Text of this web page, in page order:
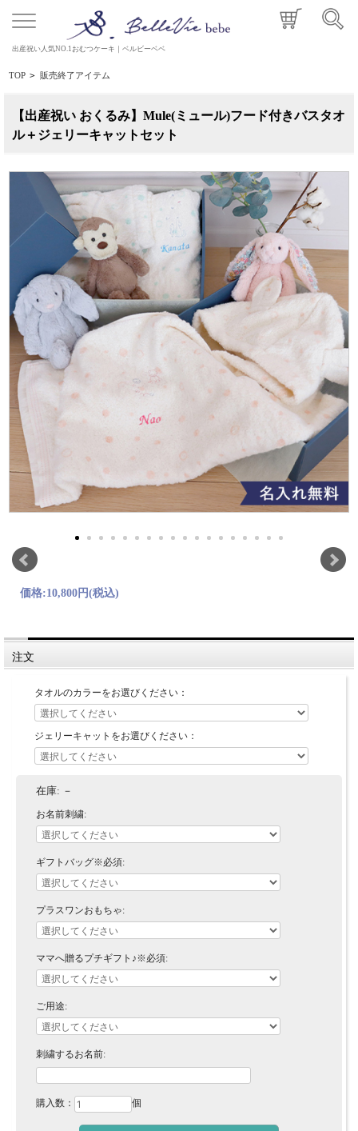
出産祝い人気NO.1おむつケーキ｜ベルビーベベ
TOP > 販売終了アイテム
【出産祝い おくるみ】Mule(ミュール)フード付きバスタオ
ル＋ジェリーキャットセット
価格:10,800円(税込)
注文
タオルのカラーをお選びください：
ジェリーキャットをお選びください：
在庫: －
お名前刺繍:
ギフトバッグ※必須:
プラスワンおもちゃ:
ママへ贈るプチギフト♪※必須:
ご用途:
刺繍するお名前:
購入数： 個